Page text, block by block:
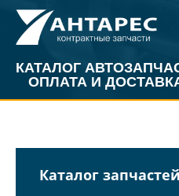
КАТАЛОГ
ОПЛАТА И
Каталог запчастей